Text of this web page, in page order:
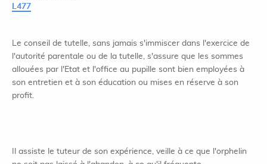
L477
Le conseil de tutelle, sans jamais s'immiscer dans l'exercice de
l'autorité parentale ou de la tutelle, s'assure que les sommes
allouées par l'Etat et l'office au pupille sont bien employées à
son entretien et à son éducation ou mises en réserve à son
profit.
Il assiste le tuteur de son expérience, veille à ce que l'orphelin